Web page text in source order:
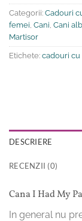
Categorii: Cadouri
femei Cani Cani
Martisor
Etichete: cadouri cu
DESCRIERE
RECENZII (0)
Cana I Had My
In general nu